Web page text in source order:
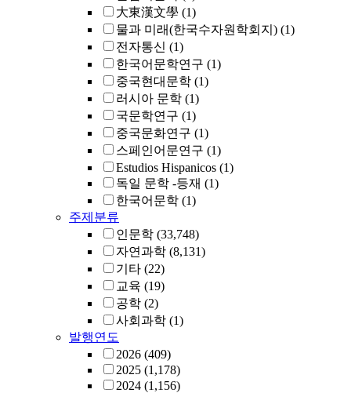
大東漢文學 (1)
물과 미래(한국수자원학회지) (1)
전자통신 (1)
한국어문학연구 (1)
중국현대문학 (1)
러시아 문학 (1)
국문학연구 (1)
중국문화연구 (1)
스페인어문연구 (1)
Estudios Hispanicos (1)
독일 문학 -등재 (1)
한국어문학 (1)
주제분류
인문학 (33,748)
자연과학 (8,131)
기타 (22)
교육 (19)
공학 (2)
사회과학 (1)
발행연도
2026 (409)
2025 (1,178)
2024 (1,156)